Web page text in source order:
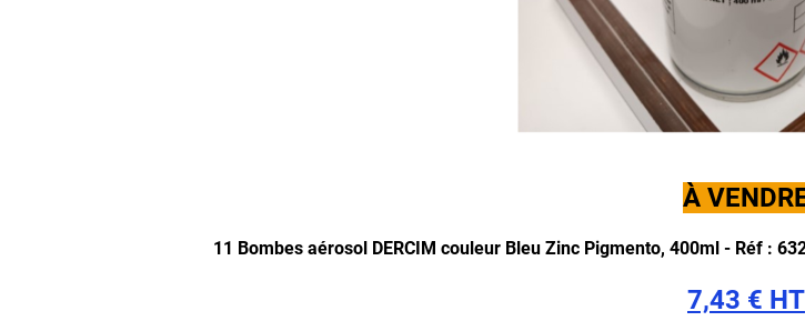
À
11 Bombes aérosol DERCIM couleur Bleu Zinc Pigmento, 400ml - Réf :
7,43 € HT